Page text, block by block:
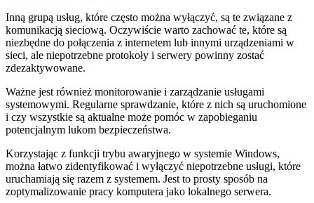
Inną grupą usług, które często można wyłączyć,⁣ są te związane⁢ z
komunikacją sieciową. Oczywiście warto zachować te, które są
niezbędne do połączenia ‍z internetem lub innymi urządzeniami w
sieci, ale​ niepotrzebne protokoły i serwery ⁣powinny zostać
zdezaktywowane.
Ważne jest​ również monitorowanie‌ i⁤ zarządzanie usługami⁣
systemowymi. Regularne sprawdzanie, które z​ nich‍ są uruchomione
i czy ‌wszystkie ⁣są‌ aktualne może⁤ pomóc w zapobieganiu
⁣potencjalnym⁢ lukom bezpieczeństwa.
Korzystając​ z funkcji trybu awaryjnego w systemie ⁣Windows,
⁢można łatwo zidentyfikować⁣ i wyłączyć niepotrzebne ‌usługi, które
⁢uruchamiają się razem z ⁣systemem. Jest to prosty sposób na
zoptymalizowanie pracy komputera ⁣jako ⁣lokalnego serwera.